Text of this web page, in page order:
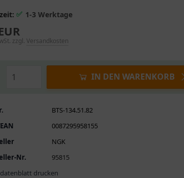
✅ 1-3 Werktage
zzgl. Versandkosten
IN DEN WARENKORB
BTS-134.51.82
0087295958155
NGK
Nr.
95815
drucken